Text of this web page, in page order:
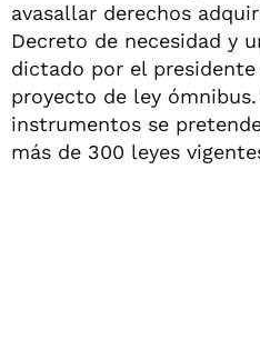
avasallar derechos
Decreto de necesidad y
dictado por el
proyecto de ley
instrumentos se
más de 300 leyes